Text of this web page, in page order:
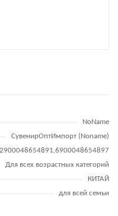
NoName
СувенирОптИмпорт (Noname)
2900048654891,6900048654897
Для всех возрастных категорий
КИТАЙ
для всей семьи